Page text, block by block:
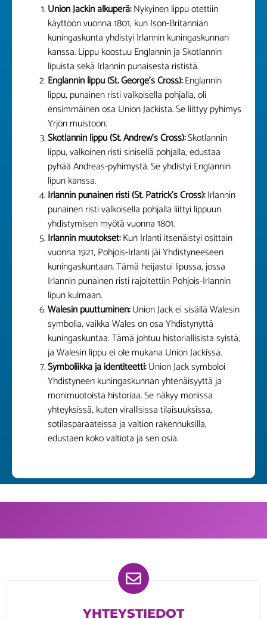
Union Jackin alkuperä:Nykyinen lippu otettiin
käyttöön vuonna 1801, kun Ison-Britannian
kuningaskunta yhdistyi Irlannin kuningaskunnan
kanssa. Lippu koostuu Englannin ja Skotlannin
lipuista sekä Irlannin punaisesta rististä.
Englannin lippu (St. George’s Cross):Englannin
lippu, punainen risti valkoisella pohjalla, oli
ensimmäinen osa Union Jackista. Se liittyy pyhimys
Yrjön muistoon.
Skotlannin lippu (St. Andrew’s Cross):Skotlannin
lippu, valkoinen risti sinisellä pohjalla, edustaa
pyhää Andreas-pyhimystä. Se yhdistyi Englannin
lipun kanssa.
Irlannin punainen risti (St. Patrick’s Cross):Irlannin
punainen risti valkoisella pohjalla liittyi lippuun
yhdistymisen myötä vuonna 1801.
Irlannin muutokset:Kun Irlanti itsenäistyi osittain
vuonna 1921, Pohjois-Irlanti jäi Yhdistyneeseen
kuningaskuntaan. Tämä heijastui lipussa, jossa
Irlannin punainen risti rajoitettiin Pohjois-Irlannin
lipun kulmaan.
Walesin puuttuminen:Union Jack ei sisällä Walesin
symbolia, vaikka Wales on osa Yhdistynyttä
kuningaskuntaa. Tämä johtuu historiallisista syistä,
ja Walesin lippu ei ole mukana Union Jackissa.
Symboliikka ja identiteetti:Union Jack symboloi
Yhdistyneen kuningaskunnan yhtenäisyyttä ja
monimuotoista historiaa. Se näkyy monissa
yhteyksissä, kuten virallisissa tilaisuuksissa,
sotilasparaateissa ja valtion rakennuksilla,
edustaen koko valtiota ja sen osia.
YHTEYSTIEDOT